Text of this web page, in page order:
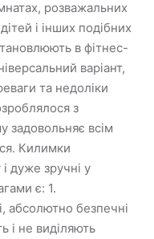
розважальних
і інших подібних
в фітнес-
варіант,
та недоліки
з
задовольняє всім
Килимки
дуже зручні у
є: 1.
абсолютно безпечні
і не виділяють